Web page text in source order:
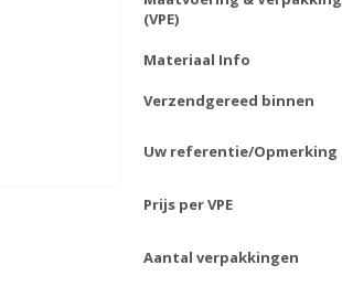
(VPE)
Materiaal Info
Verzendgereed binnen
Uw referentie/Opmerking
Prijs per VPE
Aantal verpakkingen